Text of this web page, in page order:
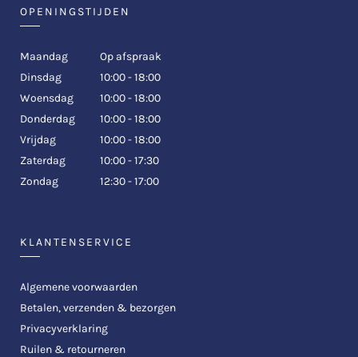
OPENINGSTIJDEN
Maandag
Op afspraak
Dinsdag
10:00 - 18:00
Woensdag
10:00 - 18:00
Donderdag
10:00 - 18:00
Vrijdag
10:00 - 18:00
Zaterdag
10:00 - 17:30
Zondag
12:30 - 17:00
KLANTENSERVICE
Algemene voorwaarden
Betalen, verzenden & bezorgen
Privacyverklaring
Ruilen & retourneren